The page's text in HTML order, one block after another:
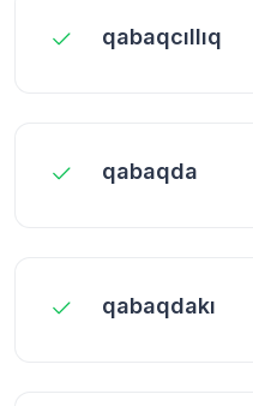
qabaqcıllıq
qabaqda
qabaqdakı